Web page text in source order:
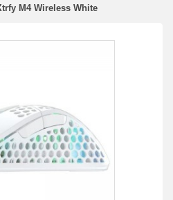
M4 Wireless White